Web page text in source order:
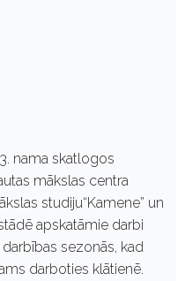
nama skatlogos
mākslas centra
studiju“Kamene” un
apskatāmie darbi
sezonās, kad
darboties klātienē.